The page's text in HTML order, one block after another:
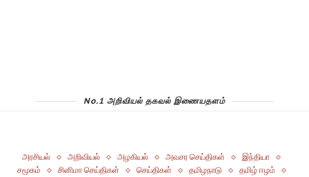
No.1 அறிவியல் தகவல் இணையதளம்
அரசியல் அறிவியல் அழகியல் அவசர செய்திகள்
இந்தியா
சமூகம்
சினிமா செய்திகள் செய்திகள் தமிழநாடு
தமிழ் ஈழம்